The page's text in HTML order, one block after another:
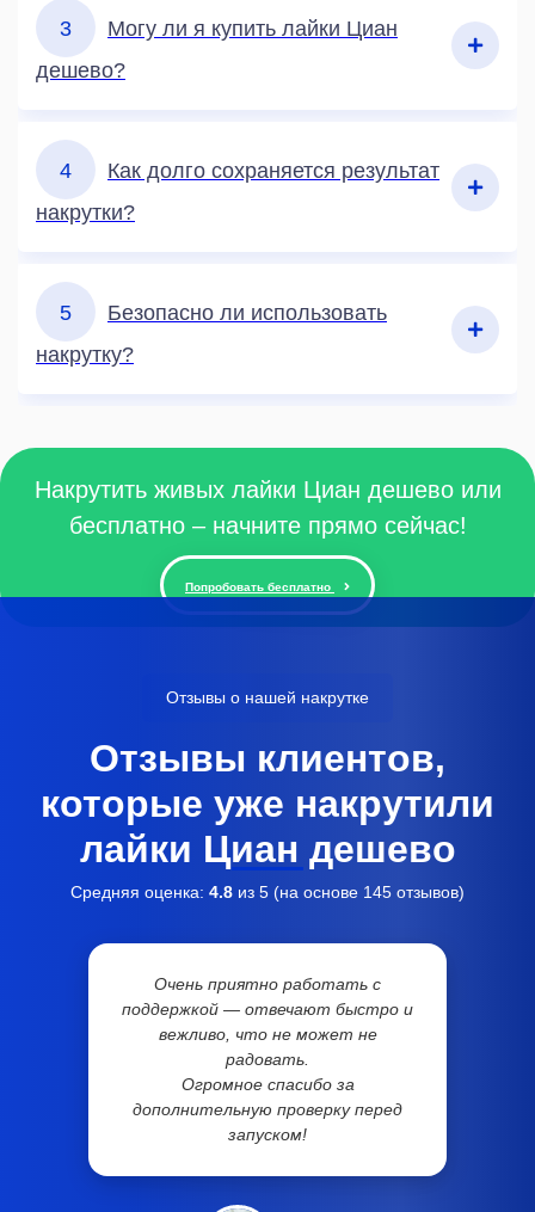
3
Могу ли я купить лайки Циан
дешево?
4
Как долго сохраняется результат
накрутки?
5
Безопасно ли использовать
накрутку?
Накрутить живых лайки Циан дешево или
бесплатно – начните прямо сейчас!
Попробовать бесплатно
Отзывы о нашей накрутке
Отзывы клиентов,
которые уже накрутили
лайки Циан дешево
Средняя оценка: 4.8 из 5 (на основе 145 отзывов)
Очень приятно работать с
поддержкой — отвечают быстро и
вежливо, что не может не
радовать.
Огромное спасибо за
дополнительную проверку перед
запуском!